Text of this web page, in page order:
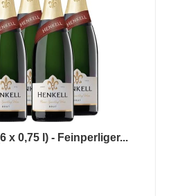
x 0,75 l) - Feinperliger...